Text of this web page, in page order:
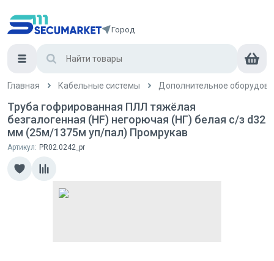
Город
Главная Кабельные системы Дополнительное
Труба гофрированная ПЛЛ тяжёлая
безгалогенная (HF) негорючая (НГ) белая с/з d32
мм (25м/1375м уп/пал) Промрукав
Артикул: PR02.0242_pr